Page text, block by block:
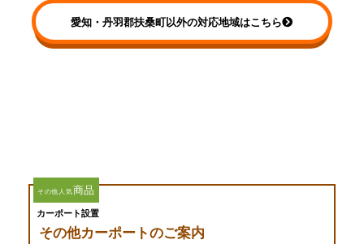
愛知・丹羽郡扶桑町以外の対応地域はこちら
その他人気 商品
カーポート設置
その他カーポートのご案内